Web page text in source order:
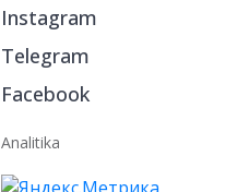
Instagram
Telegram
Facebook
Analitika